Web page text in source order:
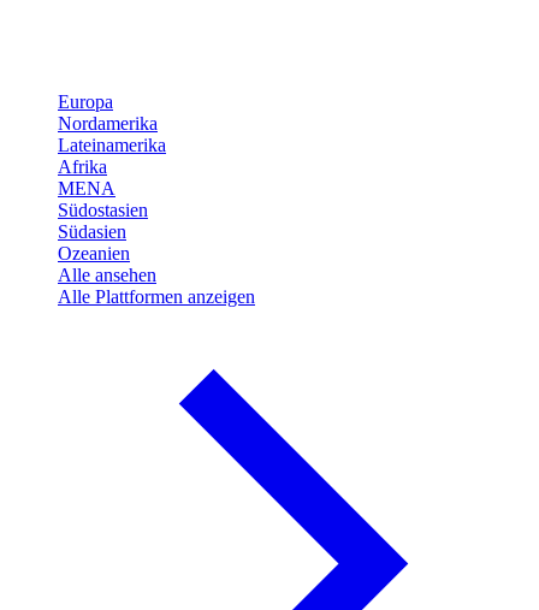
Europa
Nordamerika
Lateinamerika
Afrika
MENA
Südostasien
Südasien
Ozeanien
Alle ansehen
Alle Plattformen anzeigen